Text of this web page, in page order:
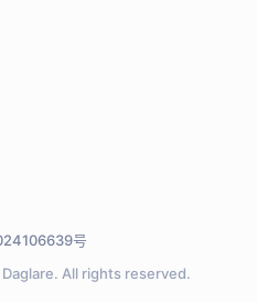
Daglare. All rights reserved.
号